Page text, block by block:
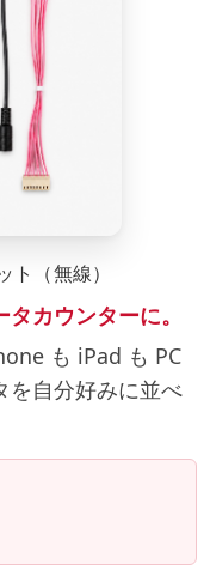
ト（無線）
カウンターに。
も iPad も PC
を自分好みに並べ